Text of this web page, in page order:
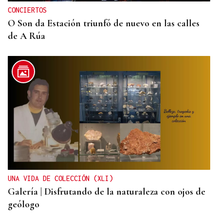
CONCIERTOS
O Son da Estación triunfó de nuevo en las calles
de A Rúa
UNA VIDA DE COLECCIÓN (XLI)
Galería | Disfrutando de la naturaleza con ojos de
geólogo